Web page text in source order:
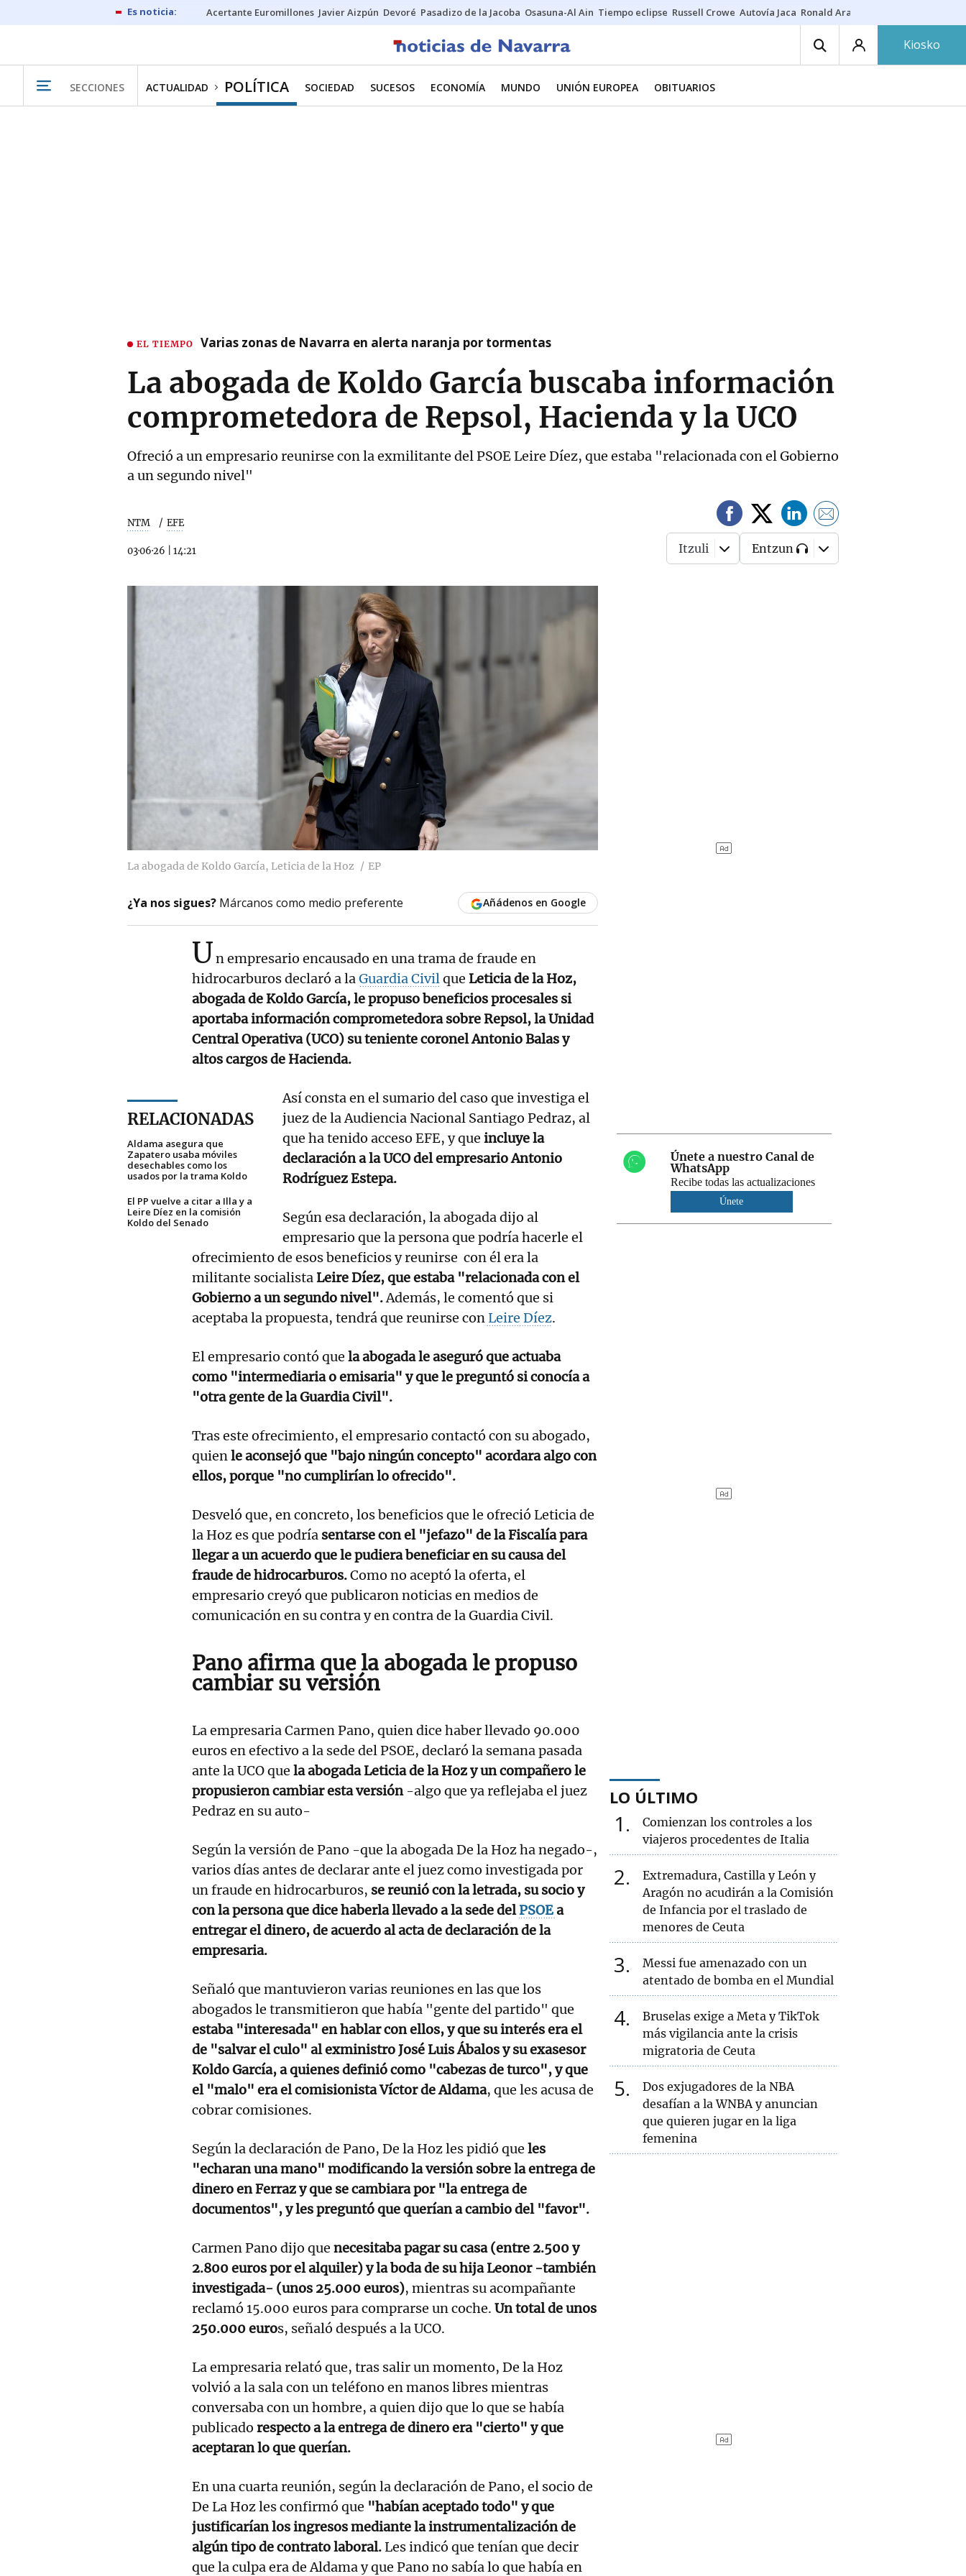
Acertante Euromillones Javier Aizpún Devoré Pasadizo de la Jacoba Osasuna-Al Ain Tiempo eclipse Russell Crowe Autovía Jaca Ronald Araújo
Kiosko
SECCIONES ACTUALIDAD POLÍTICA SOCIEDAD SUCESOS ECONOMÍA MUNDO UNIÓN EUROPEA OBITUARIOS
EL TIEMPO Varias zonas de Navarra en alerta naranja por tormentas
La abogada de Koldo García buscaba información
comprometedora de Repsol, Hacienda y la UCO
Ofreció a un empresario reunirse con la exmilitante del PSOE Leire Díez, que estaba "relacionada con el Gobierno
a un segundo nivel"
NTM EFE
03·06·26 14:21 Itzuli Entzun
La abogada de Koldo García, Leticia de la Hoz EP
¿Ya nos sigues? Márcanos como medio preferente Añádenos en Google
Un empresario encausado en una trama de fraude en
hidrocarburos declaró a laGuardia Civilque Leticia de la Hoz,
abogada de Koldo García, le propuso beneficios procesales si
aportaba información comprometedora sobre Repsol, la Unidad
Central Operativa (UCO) su teniente coronel Antonio Balas y
altos cargos de Hacienda.
RELACIONADAS
Aldama asegura que
Zapatero usaba móviles
desechables como los
usados por la trama Koldo
El PP vuelve a citar a Illa y a
Leire Díez en la comisión
Koldo del Senado
Así consta en el sumario del caso que investiga el
juez de la Audiencia Nacional Santiago Pedraz, al
que ha tenido acceso EFE, y que incluye la
declaración a la UCO del empresario Antonio
Rodríguez Estepa.
Según esa declaración, la abogada dijo al
empresario que la persona que podría hacerle el
ofrecimiento de esos beneficios y reunirse con él era la
militante socialistaLeire Díez, que estaba "relacionada con el
Gobierno a un segundo nivel".Además, le comentó que si
aceptaba la propuesta, tendrá que reunirse conLeire Díez.
El empresario contó que la abogada le aseguró que actuaba
como "intermediaria o emisaria" y que le preguntó si conocía a
"otra gente de la Guardia Civil".
Tras este ofrecimiento, el empresario contactó con su abogado,
quienle aconsejó que "bajo ningún concepto" acordara algo con
ellos, porque "no cumplirían lo ofrecido".
Desveló que, en concreto, los beneficios que le ofreció Leticia de
la Hoz es que podría sentarse con el "jefazo" de la Fiscalía para
llegar a un acuerdo que le pudiera beneficiar en su causa del
fraude de hidrocarburos.Como no aceptó la oferta, el
empresario creyó que publicaron noticias en medios de
comunicación en su contra y en contra de la Guardia Civil.
Pano afirma que la abogada le propuso
cambiar su versión
La empresaria Carmen Pano, quien dice haber llevado 90.000
euros en efectivo a la sede del PSOE, declaró la semana pasada
ante la UCO que la abogada Leticia de la Hoz y un compañero le
propusieron cambiar esta versión-algo que ya reflejaba el juez
Pedraz en su auto-
Según la versión de Pano -que la abogada De la Hoz ha negado-,
varios días antes de declarar ante el juez como investigada por
un fraude en hidrocarburos, se reunió con la letrada, su socio y
con la persona que dice haberla llevado a la sede delPSOEa
entregar el dinero, de acuerdo al acta de declaración de la
empresaria.
Señaló que mantuvieron varias reuniones en las que los
abogados le transmitieron que había "gente del partido" que
estaba "interesada" en hablar con ellos, y que su interés era el
de "salvar el culo" al exministro José Luis Ábalos y su exasesor
Koldo García, a quienes definió como "cabezas de turco", y que
el "malo" era el comisionista Víctor de Aldama, que les acusa de
cobrar comisiones.
Según la declaración de Pano, De la Hoz les pidió que les
"echaran una mano" modificando la versión sobre la entrega de
dinero en Ferraz y que se cambiara por "la entrega de
documentos", y les preguntó que querían a cambio del "favor".
Carmen Pano dijo que necesitaba pagar su casa (entre 2.500 y
2.800 euros por el alquiler) y la boda de su hija Leonor -también
investigada- (unos 25.000 euros), mientras su acompañante
reclamó 15.000 euros para comprarse un coche. Un total de unos
250.000 euros, señaló después a la UCO.
La empresaria relató que, tras salir un momento, De la Hoz
volvió a la sala con un teléfono en manos libres mientras
conversaba con un hombre, a quien dijo que lo que se había
publicado respecto a la entrega de dinero era "cierto" y que
aceptaran lo que querían.
En una cuarta reunión, según la declaración de Pano, el socio de
De La Hoz les confirmó que "habían aceptado todo" y que
justificarían los ingresos mediante la instrumentalización de
algún tipo de contrato laboral.Les indicó que tenían que decir
que la culpa era de Aldama y que Pano no sabía lo que había en
Únete a nuestro Canal de
WhatsApp
Recibe todas las actualizaciones
Únete
LO ÚLTIMO
1
Comienzan los controles a los
viajeros procedentes de Italia
2
Extremadura, Castilla y León y
Aragón no acudirán a la Comisión
de Infancia por el traslado de
menores de Ceuta
3
Messi fue amenazado con un
atentado de bomba en el Mundial
4
Bruselas exige a Meta y TikTok
más vigilancia ante la crisis
migratoria de Ceuta
5
Dos exjugadores de la NBA
desafían a la WNBA y anuncian
que quieren jugar en la liga
femenina